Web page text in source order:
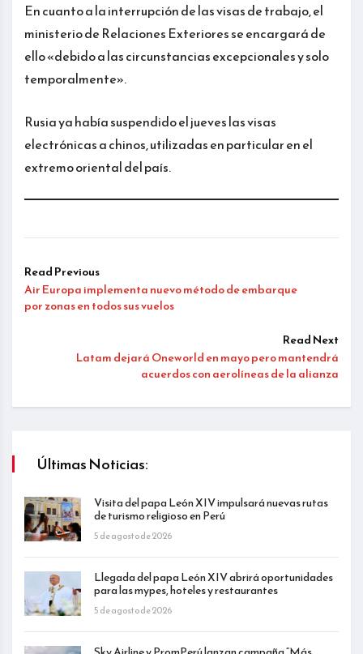
En cuanto a la interrupción de las visas de trabajo, el
ministerio de Relaciones Exteriores se encargará de
ello «debido a las circunstancias excepcionales y solo
temporalmente».
Rusia ya había suspendido el jueves las visas
electrónicas a chinos, utilizadas en particular en el
extremo oriental del país.
Read Previous
Air Europa implementa nuevo método de embarque
por zonas en todos sus vuelos
Read Next
Latam dejará Oneworld en mayo pero mantendrá
acuerdos con aerolíneas de la alianza
Últimas Noticias:
Visita del papa León XIV impulsará nuevas rutas
de turismo religioso en Perú
5 de agosto de 2026
Llegada del papa León XIV abrirá oportunidades
para las mypes, hoteles y restaurantes
5 de agosto de 2026